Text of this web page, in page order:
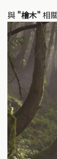
與 "檜木" 相